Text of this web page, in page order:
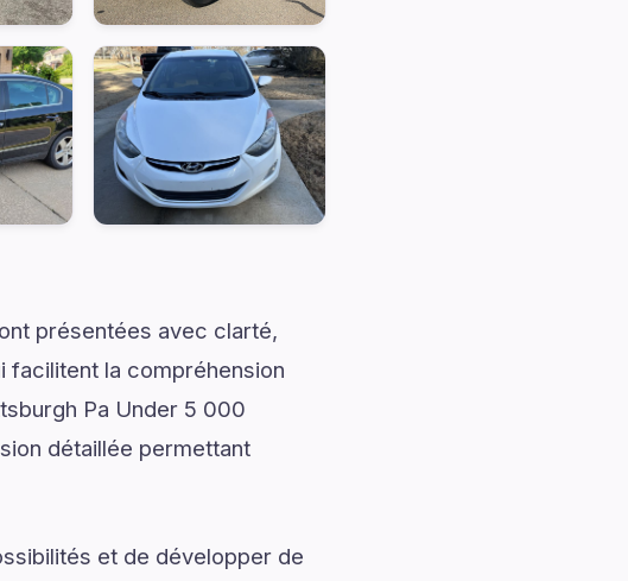
présentées avec clarté,
facilitent la compréhension
Pa Under 5 000
détaillée permettant
et de développer de